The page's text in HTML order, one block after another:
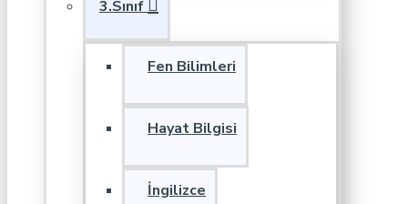
3.Sınıf
Fen Bilimleri
Hayat Bilgisi
İngilizce